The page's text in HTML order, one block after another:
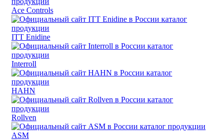
Ace Controls
ITT Enidine
Interroll
HAHN
Rollven
ASM